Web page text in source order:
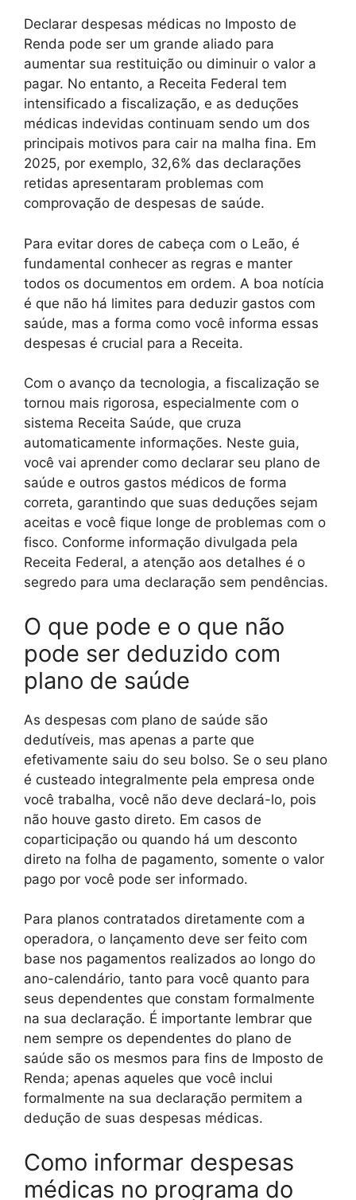
Declarar despesas médicas no Imposto de
Renda pode ser um grande aliado para
aumentar sua restituição ou diminuir o valor a
pagar. No entanto, a Receita Federal tem
intensificado a fiscalização, e as deduções
médicas indevidas continuam sendo um dos
principais motivos para cair na malha fina. Em
2025, por exemplo, 32,6% das declarações
retidas apresentaram problemas com
comprovação de despesas de saúde.
Para evitar dores de cabeça com o Leão, é
fundamental conhecer as regras e manter
todos os documentos em ordem. A boa notícia
é que não há limites para deduzir gastos com
saúde, mas a forma como você informa essas
despesas é crucial para a Receita.
Com o avanço da tecnologia, a fiscalização se
tornou mais rigorosa, especialmente com o
sistema Receita Saúde, que cruza
automaticamente informações. Neste guia,
você vai aprender como declarar seu plano de
saúde e outros gastos médicos de forma
correta, garantindo que suas deduções sejam
aceitas e você fique longe de problemas com o
fisco. Conforme informação divulgada pela
Receita Federal, a atenção aos detalhes é o
segredo para uma declaração sem pendências.
O que pode e o que não
pode ser deduzido com
plano de saúde
As despesas com plano de saúde são
dedutíveis, mas apenas a parte que
efetivamente saiu do seu bolso. Se o seu plano
é custeado integralmente pela empresa onde
você trabalha, você não deve declará-lo, pois
não houve gasto direto. Em casos de
coparticipação ou quando há um desconto
direto na folha de pagamento, somente o valor
pago por você pode ser informado.
Para planos contratados diretamente com a
operadora, o lançamento deve ser feito com
base nos pagamentos realizados ao longo do
ano-calendário, tanto para você quanto para
seus dependentes que constam formalmente
na sua declaração. É importante lembrar que
nem sempre os dependentes do plano de
saúde são os mesmos para fins de Imposto de
Renda; apenas aqueles que você inclui
formalmente na sua declaração permitem a
dedução de suas despesas médicas.
Como informar despesas
médicas no programa do